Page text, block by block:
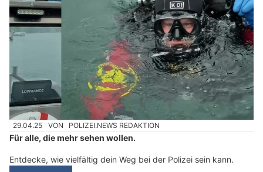
Die Detektivin: Seriöse Privatdetektei für Zürich und Zug
Bähnli-Shop Barmettler – Digitaltechnik & Zubehör für Modelleisenbahnen